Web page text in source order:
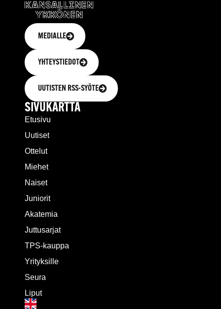
MEDIALLE
YHTEYSTIEDOT
UUTISTEN RSS-SYÖTE
SIVUKARTTA
Etusivu
Uutiset
Ottelut
Miehet
Naiset
Juniorit
Akatemia
Juttusarjat
TPS-kauppa
Yrityksille
Seura
Liput